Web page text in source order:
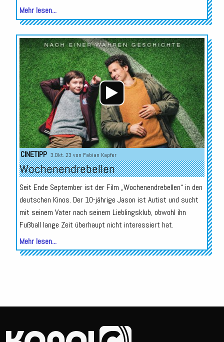
Mehr lesen...
Audio-
Player
CINETIPP 3.Okt. 23 von Fabian Kapfer
Wochenendrebellen
Seit Ende September ist der Film „Wochenendrebellen“ in den
deutschen Kinos. Der 10-jährige Jason ist Autist und sucht
mit seinem Vater nach seinem Lieblingsklub, obwohl ihn
Fußball lange Zeit überhaupt nicht interessiert hat.
Mehr lesen...